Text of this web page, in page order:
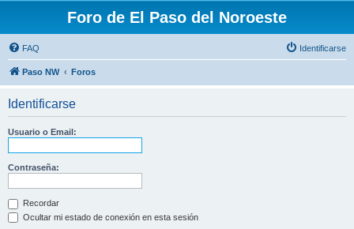
Foro de El Paso del Noroeste
FAQ Identificarse
Paso NW Foros
Identificarse
Usuario o Email:
Contraseña:
Recordar
Ocultar mi estado de conexión en esta sesión